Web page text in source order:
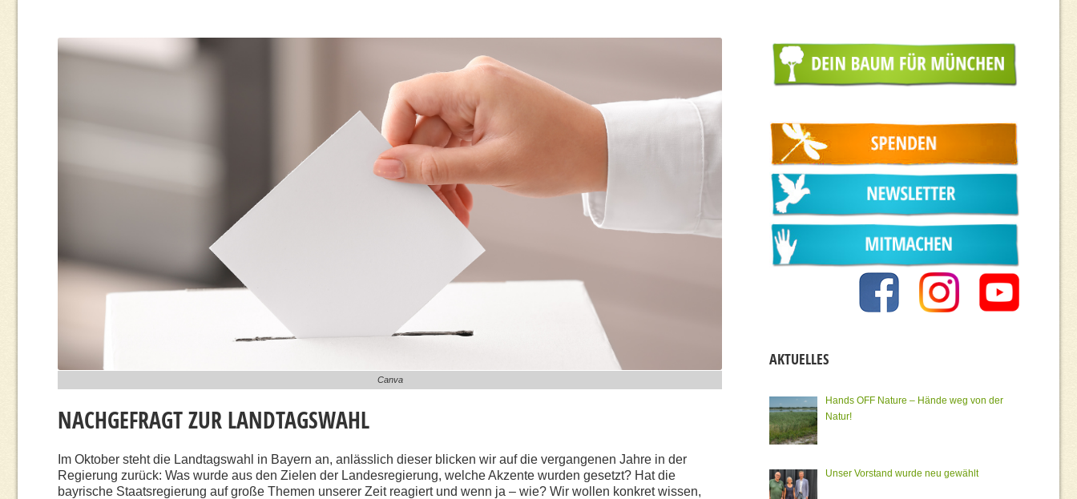
Canva
NACHGEFRAGT ZUR LANDTAGSWAHL
Im Oktober steht die Landtagswahl in Bayern an, anlässlich dieser blicken wir auf die vergangenen Jahre in der
Regierung zurück: Was wurde aus den Zielen der Landesregierung, welche Akzente wurden gesetzt? Hat die
bayrische Staatsregierung auf große Themen unserer Zeit reagiert und wenn ja – wie? Wir wollen konkret wissen,
AKTUELLES
Hands OFF Nature – Hände weg von der
Natur!
Unser Vorstand wurde neu gewählt